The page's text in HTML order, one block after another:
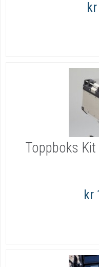
Toppboks
kr